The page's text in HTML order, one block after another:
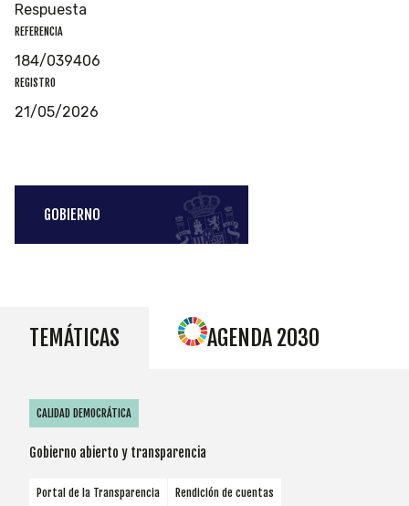
Respuesta
REFERENCIA
184/039406
REGISTRO
21/05/2026
GOBIERNO
TEMÁTICAS AGENDA 2030
CALIDAD DEMOCRÁTICA
Gobierno abierto y transparencia
Portal de la Transparencia Rendición de cuentas